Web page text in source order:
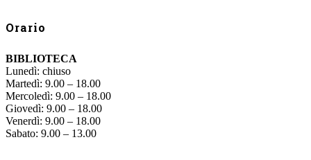
Orario
BIBLIOTECA
Lunedì: chiuso
Martedì: 9.00 – 18.00
Mercoledì: 9.00 – 18.00
Giovedì: 9.00 – 18.00
Venerdì: 9.00 – 18.00
Sabato: 9.00 – 13.00